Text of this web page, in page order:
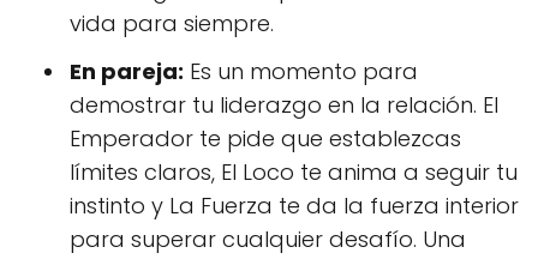
vida para siempre.
En pareja: Es un momento para
demostrar tu liderazgo en la relación. El
Emperador te pide que establezcas
límites claros, El Loco te anima a seguir tu
instinto y La Fuerza te da la fuerza interior
para superar cualquier desafío. Una